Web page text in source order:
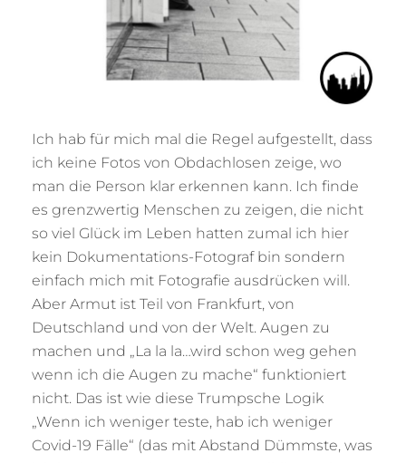
Ich hab für mich mal die Regel aufgestellt, dass
ich keine Fotos von Obdachlosen zeige, wo
man die Person klar erkennen kann. Ich finde
es grenzwertig Menschen zu zeigen, die nicht
so viel Glück im Leben hatten zumal ich hier
kein Dokumentations-Fotograf bin sondern
einfach mich mit Fotografie ausdrücken will.
Aber Armut ist Teil von Frankfurt, von
Deutschland und von der Welt. Augen zu
machen und „La la la…wird schon weg gehen
wenn ich die Augen zu mache“ funktioniert
nicht. Das ist wie diese Trumpsche Logik
„Wenn ich weniger teste, hab ich weniger
Covid-19 Fälle“ (das mit Abstand Dümmste, was